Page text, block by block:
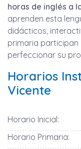
horas de inglés a
aprenden esta
didácticos,
primaria
perfeccionar su
Horarios
Vicente
Horario Inicial:
Horario Primaria: